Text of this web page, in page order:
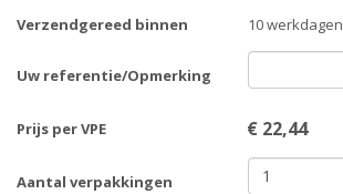
Verzendgereed binnen
10 werkdagen
Uw referentie/Opmerking
Prijs per VPE € 22,44
Aantal verpakkingen